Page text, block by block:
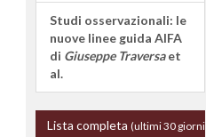
Studi osservazionali: le
nuove linee guida AIFA
di Giuseppe Traversaet
al.
Lista completa (ultimi 30 giorni)